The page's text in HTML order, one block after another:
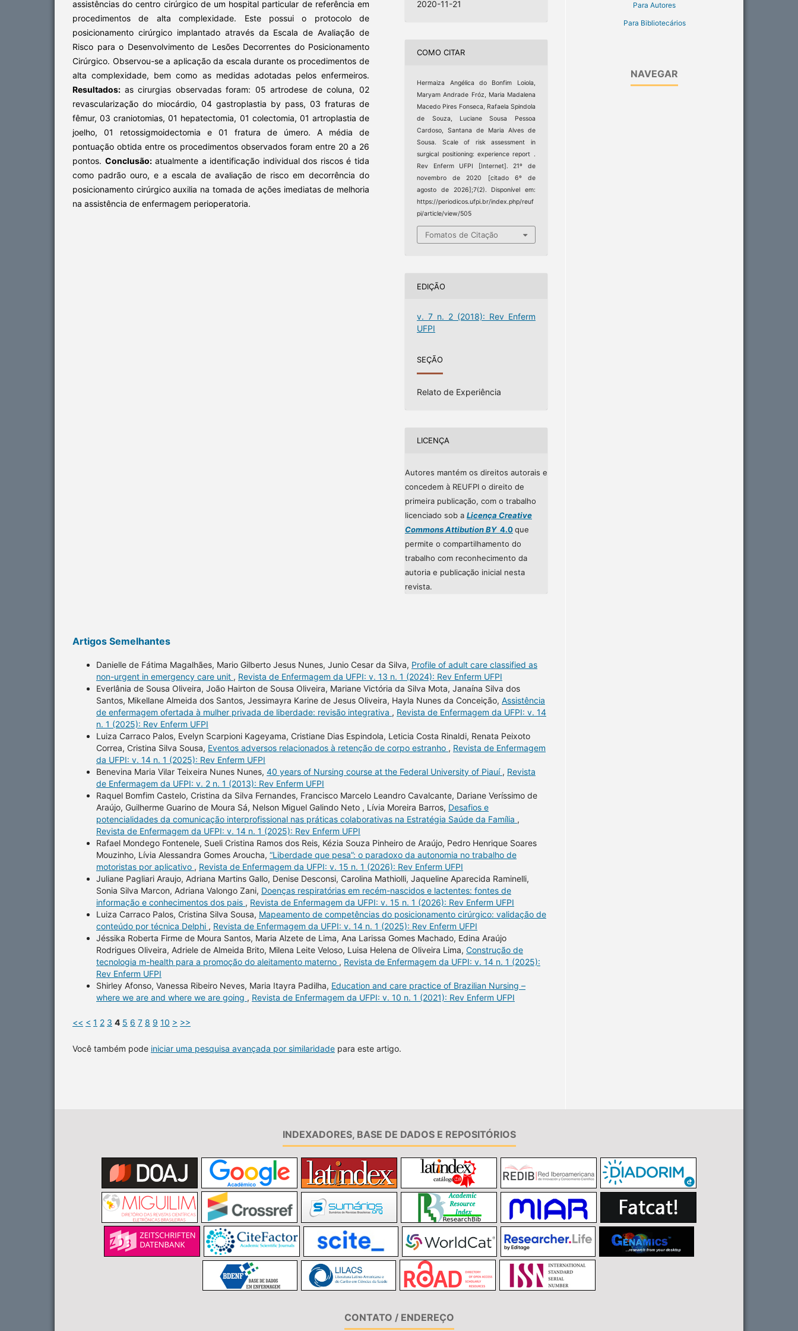
assistências do centro cirúrgico de um hospital particular de referência em
procedimentos de alta complexidade. Este possui o protocolo de
posicionamento cirúrgico implantado através da Escala de Avaliação de
Risco para o Desenvolvimento de Lesões Decorrentes do Posicionamento
Cirúrgico. Observou-se a aplicação da escala durante os procedimentos de
alta complexidade, bem como as medidas adotadas pelos enfermeiros.
Resultados: as cirurgias observadas foram: 05 artrodese de coluna, 02
revascularização do miocárdio, 04 gastroplastia by pass, 03 fraturas de
fêmur, 03 craniotomias, 01 hepatectomia, 01 colectomia, 01 artroplastia de
joelho, 01 retossigmoidectomia e 01 fratura de úmero. A média de
pontuação obtida entre os procedimentos observados foram entre 20 a 26
pontos. Conclusão:atualmente a identificação individual dos riscos é tida
como padrão ouro, e a escala de avaliação de risco em decorrência do
posicionamento cirúrgico auxilia na tomada de ações imediatas de melhoria
na assistência de enfermagem perioperatoria.
2020-11-21
COMO CITAR
Hermaiza Angélica do Bonfim Loiola,
Maryam Andrade Fróz, Maria Madalena
Macedo Pires Fonseca, Rafaela Spindola
de Souza, Luciane Sousa Pessoa
Cardoso, Santana de Maria Alves de
Sousa. Scale of risk assessment in
surgical positioning: experience report .
Rev Enferm UFPI [Internet]. 21º de
novembro de 2020 [citado 6º de
agosto de 2026];7(2). Disponível em:
https://periodicos.ufpi.br/index.php/reuf
pi/article/view/505
Fomatos de Citação
EDIÇÃO
v. 7 n. 2 (2018): Rev Enferm
UFPI
SEÇÃO
Relato de Experiência
LICENÇA
Autores mantém os direitos autorais e
concedem à REUFPI o direito de
primeira publicação, com o trabalho
licenciado sob a Licença Creative
Commons Attibution BY4.0que
permite o compartilhamento do
trabalho com reconhecimento da
autoria e publicação inicial nesta
revista.
Artigos Semelhantes
Danielle de Fátima Magalhães, Mario Gilberto Jesus Nunes, Junio Cesar da Silva, Profile of adult care classified as
non-urgent in emergency care unit , Revista de Enfermagem da UFPI: v. 13 n. 1 (2024): Rev Enferm UFPI
Everlânia de Sousa Oliveira, João Hairton de Sousa Oliveira, Mariane Victória da Silva Mota, Janaína Silva dos
Santos, Mikellane Almeida dos Santos, Jessimayra Karine de Jesus Oliveira, Hayla Nunes da Conceição, Assistência
de enfermagem ofertada à mulher privada de liberdade: revisão integrativa , Revista de Enfermagem da UFPI: v. 14
n. 1 (2025): Rev Enferm UFPI
Luiza Carraco Palos, Evelyn Scarpioni Kageyama, Cristiane Dias Espindola, Leticia Costa Rinaldi, Renata Peixoto
Correa, Cristina Silva Sousa, Eventos adversos relacionados à retenção de corpo estranho , Revista de Enfermagem
da UFPI: v. 14 n. 1 (2025): Rev Enferm UFPI
Benevina Maria Vilar Teixeira Nunes Nunes, 40 years of Nursing course at the Federal University of Piauí , Revista
de Enfermagem da UFPI: v. 2 n. 1 (2013): Rev Enferm UFPI
Raquel Bomfim Castelo, Cristina da Silva Fernandes, Francisco Marcelo Leandro Cavalcante, Dariane Veríssimo de
Araújo, Guilherme Guarino de Moura Sá, Nelson Miguel Galindo Neto , Lívia Moreira Barros, Desafios e
potencialidades da comunicação interprofissional nas práticas colaborativas na Estratégia Saúde da Família ,
Revista de Enfermagem da UFPI: v. 14 n. 1 (2025): Rev Enferm UFPI
Rafael Mondego Fontenele, Sueli Cristina Ramos dos Reis, Kézia Souza Pinheiro de Araújo, Pedro Henrique Soares
Mouzinho, Lívia Alessandra Gomes Aroucha, “Liberdade que pesa”: o paradoxo da autonomia no trabalho de
motoristas por aplicativo , Revista de Enfermagem da UFPI: v. 15 n. 1 (2026): Rev Enferm UFPI
Juliane Pagliari Araujo, Adriana Martins Gallo, Denise Desconsi, Carolina Mathiolli, Jaqueline Aparecida Raminelli,
Sonia Silva Marcon, Adriana Valongo Zani, Doenças respiratórias em recém-nascidos e lactentes: fontes de
informação e conhecimentos dos pais , Revista de Enfermagem da UFPI: v. 15 n. 1 (2026): Rev Enferm UFPI
Luiza Carraco Palos, Cristina Silva Sousa, Mapeamento de competências do posicionamento cirúrgico: validação de
conteúdo por técnica Delphi , Revista de Enfermagem da UFPI: v. 14 n. 1 (2025): Rev Enferm UFPI
Jéssika Roberta Firme de Moura Santos, Maria Alzete de Lima, Ana Larissa Gomes Machado, Edina Araújo
Rodrigues Oliveira, Adriele de Almeida Brito, Milena Leite Veloso, Luisa Helena de Oliveira Lima, Construção de
tecnologia m-health para a promoção do aleitamento materno , Revista de Enfermagem da UFPI: v. 14 n. 1 (2025):
Rev Enferm UFPI
Shirley Afonso, Vanessa Ribeiro Neves, Maria Itayra Padilha, Education and care practice of Brazilian Nursing –
where we are and where we are going , Revista de Enfermagem da UFPI: v. 10 n. 1 (2021): Rev Enferm UFPI
<< < 1 2 3 4 5 6 7 8 9 10 > >>
Você também pode iniciar uma pesquisa avançada por similaridade para este artigo.
Para Autores
Para Bibliotecários
NAVEGAR
INDEXADORES, BASE DE DADOS E REPOSITÓRIOS
CONTATO / ENDEREÇO